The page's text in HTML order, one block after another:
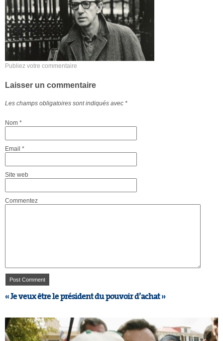
Publiez votre commentaire
Laisser un commentaire
Les champs obligatoires sont indiqués avec *
Nom *
Email *
Site web
Commentez
« Je veux être le président du pouvoir d’achat »